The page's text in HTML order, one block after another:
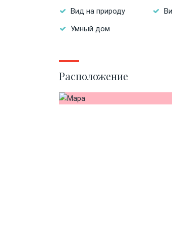
Вид на природу
Умный дом
Расположение